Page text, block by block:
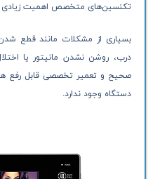
تکنسین‌های متخصص اهمیت زیادی
بسیاری از مشکلات مانند قطع
درب، روشن نشدن مانیتور یا
صحیح و تعمیر تخصصی قابل رفع
دستگاه وجود ندارد.